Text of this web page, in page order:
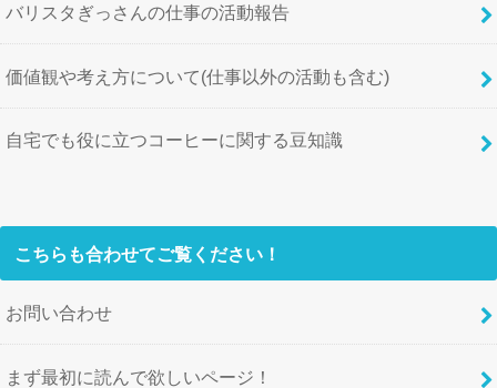
バリスタぎっさんの仕事の活動報告
価値観や考え方について(仕事以外の活動も含む)
自宅でも役に立つコーヒーに関する豆知識
こちらも合わせてご覧ください！
お問い合わせ
まず最初に読んで欲しいページ！